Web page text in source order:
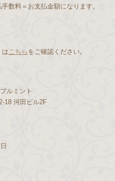
数料＝お支払金額になります。
はこちら をご確認ください。
ルミント
18 河田ビル2F